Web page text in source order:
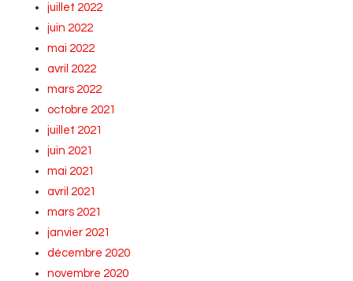
juillet 2022
juin 2022
mai 2022
avril 2022
mars 2022
octobre 2021
juillet 2021
juin 2021
mai 2021
avril 2021
mars 2021
janvier 2021
décembre 2020
novembre 2020